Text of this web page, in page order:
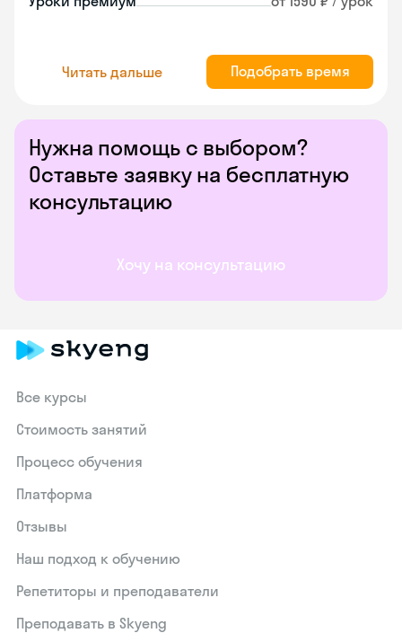
Нужна помощь с выбором?
Оставьте заявку на бесплатную
консультацию
Хочу на консультацию
Читать дальше Подобрать время
Все курсы
Стоимость занятий
Процесс обучения
Платформа
Отзывы
Наш подход к обучению
Репетиторы и преподаватели
Преподавать в Skyeng